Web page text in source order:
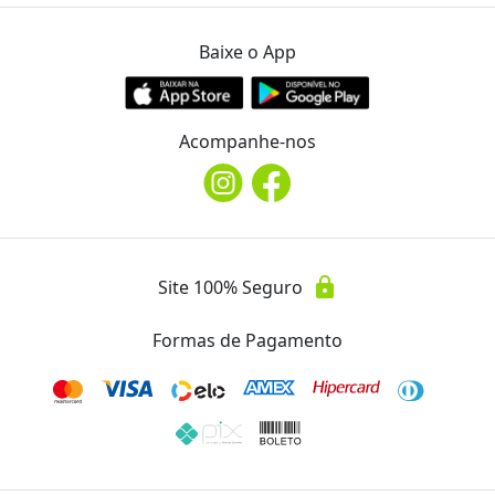
Endereço
R. Quintino Bocaiúva, 555
Telefone
Essa oferta ainda não possui avaliações.
Baixe o App
Acompanhe-nos
Site 100% Seguro lock
Formas de Pagamento